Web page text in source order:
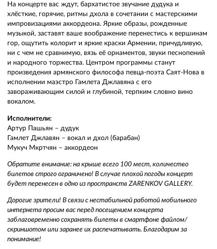
На концерте вас ждут, бархатистое звучание дудука и
хлёсткие, горячие, ритмы дхола в сочетании с мастерскими
импровизациями аккордеона. Яркие образы, рожденные
музыкой, заставят ваше воображение перенестись к вершинам
гор, ощутить колорит и яркие краски Армении, причудливую,
ни с чем не сравнимую, вязь её орнаментов, звуки песнопений
и народного торжества. Центром программы станут
произведения армянского философа певца-поэта Саят-Нова в
исполнении маэстро Гамлета Джлавяна с его
завораживающим силой и глубиной, терпким словно вино
вокалом.
Исполнители:
Артур Пашьян – дудук
Гамлет Джлавян – вокал и дхол (барабан)
Мукуч Мкртчян – аккордеон
Обратите внимание: на крыше всего 100 мест, количество
билетов строго ограничено! В случае плохой погоды концерт
будет перенесен в одно из пространств ZARENKOV GALLERY.
Дорогие зрители! В связи с нестабильной работой мобильного
интернета просим вас перед посещением концерта
заблаговременно сохранять билеты в смартфоне файлом/
скриншотом или заранее их распечатывать. Благодарим за
понимание!